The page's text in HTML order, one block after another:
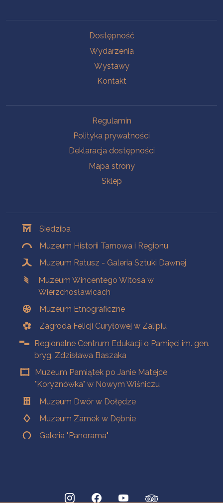
Dostępność
Wydarzenia
Wystawy
Kontakt
Regulamin
Polityka prywatności
Deklaracja dostępności
Mapa strony
Sklep
Siedziba
Muzeum Historii Tarnowa i Regionu
Muzeum Ratusz - Galeria Sztuki Dawnej
Muzeum Wincentego Witosa w
Wierzchosławicach
Muzeum Etnograficzne
Zagroda Felicji Curyłowej w Zalipiu
Regionalne Centrum Edukacji o Pamięci im. gen.
bryg. Zdzisława Baszaka
Muzeum Pamiątek po Janie Matejce
"Koryznówka" w Nowym Wiśniczu
Muzeum Dwór w Dołędze
Muzeum Zamek w Dębnie
Galeria "Panorama"